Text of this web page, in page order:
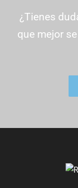
¿Tienes
que mejor